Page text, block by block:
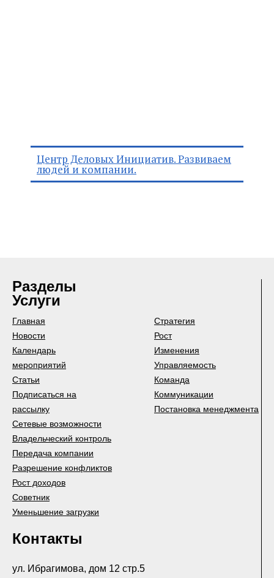
Центр Деловых Инициатив. Развиваем
людей и компании.
Разделы
Услуги
Главная
Новости
Календарь
мероприятий
Статьи
Подписаться на
рассылку
Стратегия
Рост
Изменения
Управляемость
Команда
Коммуникации
Постановка менеджмента
Сетевые возможности
Владельческий контроль
Передача компании
Разрешение конфликтов
Рост доходов
Советник
Уменьшение загрузки
Контакты
ул. Ибрагимова, дом 12 стр.5